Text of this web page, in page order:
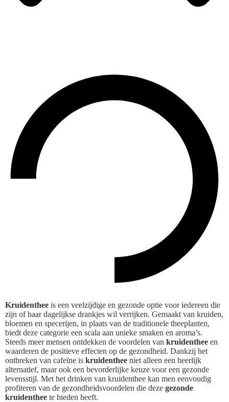
Kruidenthee is een veelzijdige en gezonde optie voor iedereen die
zijn of haar dagelijkse drankjes wil verrijken. Gemaakt van kruiden,
bloemen en specerijen, in plaats van de traditionele theeplanten,
biedt deze categorie een scala aan unieke smaken en aroma’s.
Steeds meer mensen ontdekken de voordelen van kruidenthee en
waarderen de positieve effecten op de gezondheid. Dankzij het
ontbreken van cafeïne is kruidenthee niet alleen een heerlijk
alternatief, maar ook een bevorderlijke keuze voor een gezonde
levensstijl. Met het drinken van kruidenthee kan men eenvoudig
profiteren van de gezondheidsvoordelen die deze gezonde
kruidenthee te bieden heeft.